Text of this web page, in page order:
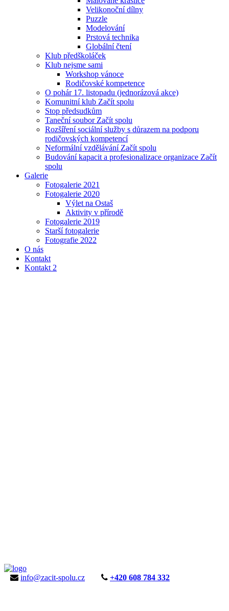
Velikonoční dílny
Puzzle
Modelování
Prstová technika
Globální čtení
Klub předškoláček
Klub nejsme sami
Workshop vánoce
Rodičovské kompetence
O pohár 17. listopadu (jednorázová akce)
Komunitní klub Začít spolu
Stop předsudkům
Taneční soubor Začít spolu
Rozšíření sociální služby s důrazem na podporu
rodičovských kompetencí
Neformální vzdělávání Začít spolu
Budování kapacit a profesionalizace organizace Začít
spolu
Galerie
Fotogalerie 2021
Fotogalerie 2020
Výlet na Ostaš
Aktivity v přírodě
Fotogalerie 2019
Starší fotogalerie
Fotografie 2022
O nás
Kontakt
Kontakt 2
info@zacit-spolu.cz +420 608 784 332